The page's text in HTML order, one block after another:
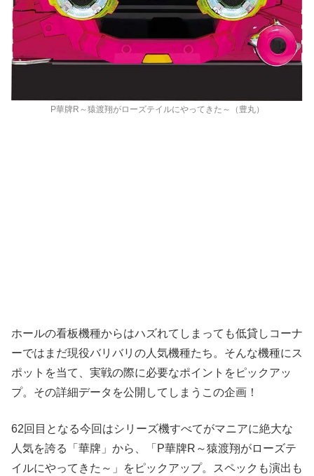
P華牌R～猿渡翔がローズテイルにやってきた～（豊丸）
ホールの看板機種からはハズれてしまっても低貸しコーナ
ーではまだ現役バリバリの人気機種たち。そんな機種にス
ポットを当て、実戦の際に必要なポイントをピックアッ
プ。その詳細データを公開してしまうこの企画！
62回目となる今回はシリーズ機すべてがマニアに絶大な
人気を誇る「華牌」から、「P華牌R～猿渡翔がローズテ
イルにやってきた～」をピックアップ。スペックも演出も